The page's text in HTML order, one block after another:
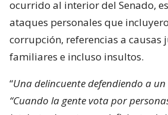
ocurrido al interior del Senado,
ataques personales que
corrupción, referencias a causas
familiares e incluso insultos.
“Una delincuente defendiendo a
“Cuando la gente vota por